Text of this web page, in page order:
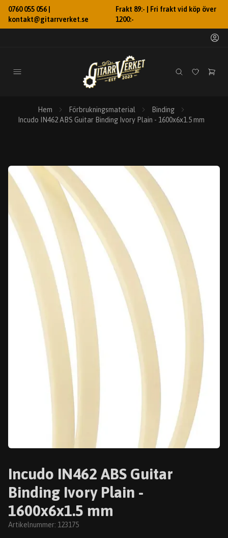
0760 055 056 |
kontakt@gitarrverket.se
Frakt 89:- | Fri frakt vid köp över
1200:-
Hem Förbrukningsmaterial
Binding
Incudo IN462 ABS Guitar Binding Ivory Plain - 1600x6x1.5 mm
Incudo IN462 ABS Guitar
Binding Ivory Plain -
1600x6x1.5 mm
Artikelnummer: 123175